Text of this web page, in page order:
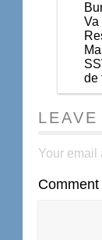
Va
de
Your email
Comment